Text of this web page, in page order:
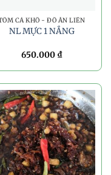
CÁ KHÔ - ĐỒ ĂN LIỀN
NL MỰC 1 NẮNG
650.000 ₫